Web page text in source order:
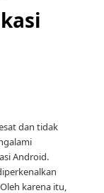
dan tidak
Android.
karena itu,